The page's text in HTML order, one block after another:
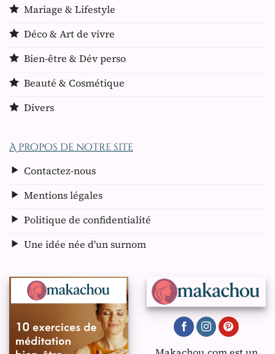
Mariage & Lifestyle
Déco & Art de vivre
Bien-être & Dév perso
Beauté & Cosmétique
Divers
A propos de notre site
Contactez-nous
Mentions légales
Politique de confidentialité
Une idée née d'un surnom